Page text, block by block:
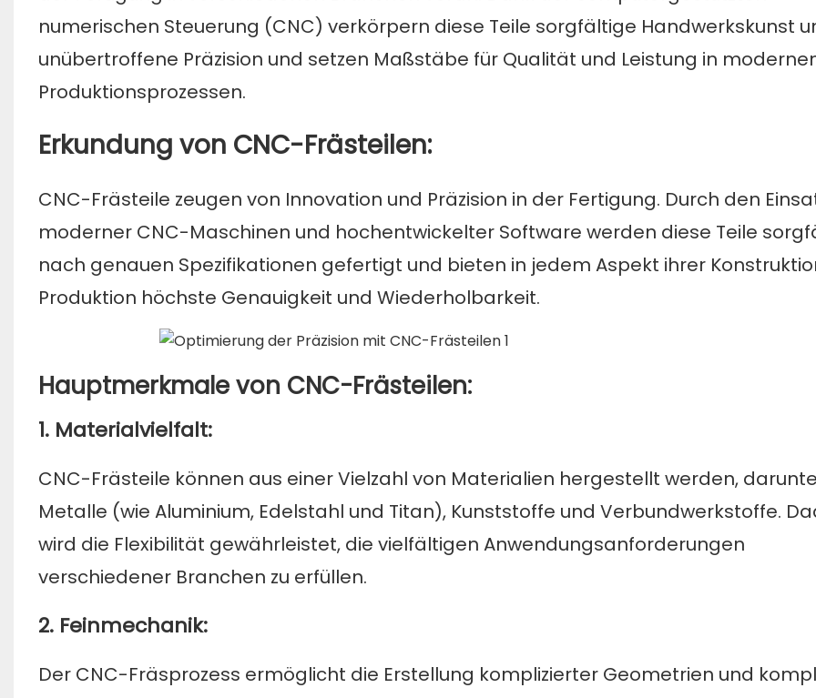
numerischen Steuerung (CNC) verkörpern diese Teile sorgfältige Handwerkskunst
unübertroffene Präzision und setzen Maßstäbe für Qualität und Leistung in
Produktionsprozessen.
Erkundung von CNC-Frästeilen:
CNC-Frästeile zeugen von Innovation und Präzision in der Fertigung. Durch den
moderner CNC-Maschinen und hochentwickelter Software werden diese Teile
nach genauen Spezifikationen gefertigt und bieten in jedem Aspekt ihrer
Produktion höchste Genauigkeit und Wiederholbarkeit.
Hauptmerkmale von CNC-Frästeilen:
1. Materialvielfalt:
CNC-Frästeile können aus einer Vielzahl von Materialien hergestellt werden,
Metalle (wie Aluminium, Edelstahl und Titan), Kunststoffe und Verbundwerkstoffe.
wird die Flexibilität gewährleistet, die vielfältigen Anwendungsanforderungen
verschiedener Branchen zu erfüllen.
2. Feinmechanik:
Der CNC-Fräsprozess ermöglicht die Erstellung komplizierter Geometrien und